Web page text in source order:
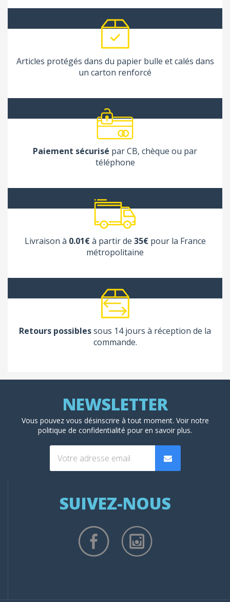
Articles protégés dans du papier bulle et calés dans
un carton renforcé
Paiement sécurisé par CB, chèque ou par
téléphone
Livraison à 0.01€à partir de 35€pour la France
métropolitaine
Retours possiblessous 14 jours à réception de la
commande.
Vous pouvez vous désinscrire à tout moment. Voir notre
politique de confidentialité pour en savoir plus.
SUIVEZ-NOUS